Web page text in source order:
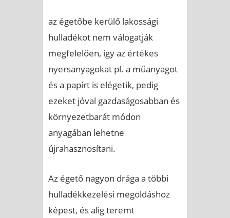
az égetőbe kerülő lakossági
hulladékot nem válogatják
megfelelően, így az értékes
nyersanyagokat pl. a műanyagot
és a papírt is elégetik, pedig
ezeket jóval gazdaságosabban és
környezetbarát módon
anyagában lehetne
újrahasznosítani.
Az égető nagyon drága a többi
hulladékkezelési megoldáshoz
képest, és alig teremt